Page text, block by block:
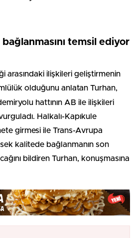
bağlanmasını temsil ediyor
arasındaki ilişkileri geliştirmenin
olduğunu anlatan Turhan,
hattının AB ile ilişkileri
Halkalı-Kapıkule
girmesi ile Trans-Avrupa
kalitede bağlanmanın son
bildiren Turhan, konuşmasına